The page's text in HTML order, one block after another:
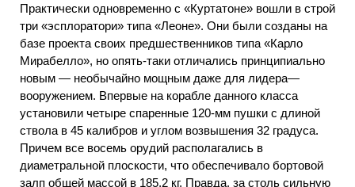
Практически одновременно с «Куртатоне» вошли в строй
три «эсплоратори» типа «Леоне». Они были созданы на
базе проекта своих предшественников типа «Карло
Мирабелло», но опять-таки отличались принципиально
новым — необычайно мощным даже для лидера—
вооружением. Впервые на корабле данного класса
установили четыре спаренные 120-мм пушки с длиной
ствола в 45 калибров и углом возвышения 32 градуса.
Причем все восемь орудий располагались в
диаметральной плоскости, что обеспечивало бортовой
залп общей массой в 185,2 кг. Правда, за столь сильную